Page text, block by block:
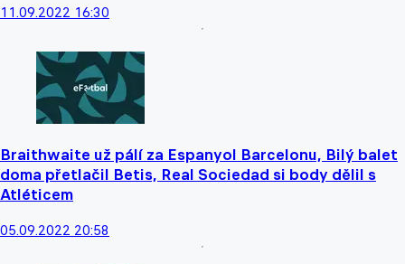
11.09.2022 16:30
Braithwaite už pálí za Espanyol Barcelonu, Bilý balet
doma přetlačil Betis, Real Sociedad si body dělil s
Atléticem
05.09.2022 20:58